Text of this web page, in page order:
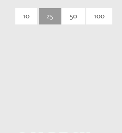
10 25 50 100